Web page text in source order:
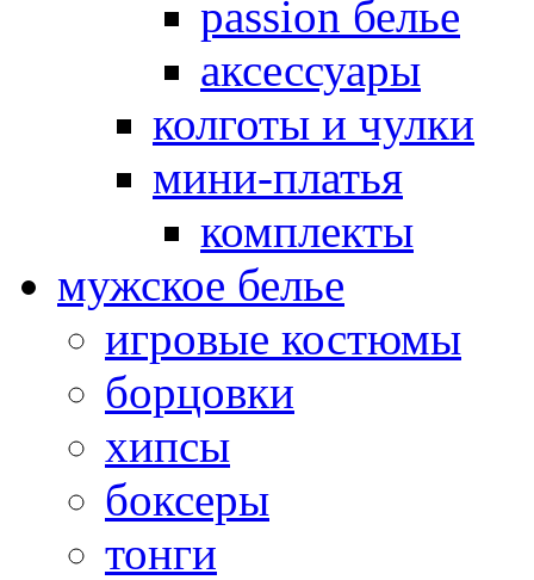
passion белье
аксессуары
колготы и чулки
мини-платья
комплекты
мужское белье
игровые костюмы
борцовки
хипсы
боксеры
тонги